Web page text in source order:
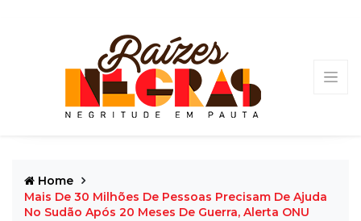
Home
Mais De 30 Milhões De Pessoas Precisam De Ajuda
No Sudão Após 20 Meses De Guerra, Alerta ONU